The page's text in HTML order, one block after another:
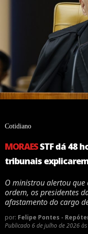
Cotidiano
MORAESSTF dá 48
tribunais
O ministrou alertou que
ordem, os presidentes
afastamento do cargo
por: Felipe Pontes -
Publicado 6 de julho de 2026